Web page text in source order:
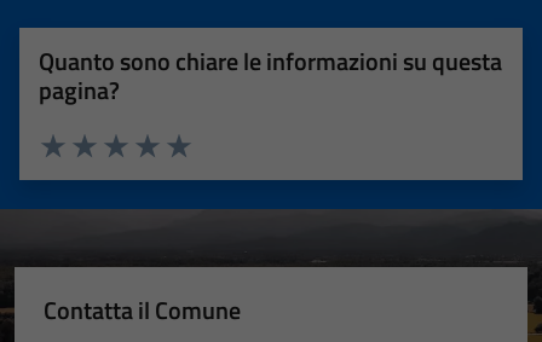
Quanto sono chiare le informazioni su questa
pagina?
Valuta 5 stelle su 5
Valuta 4 stelle su 5
Valuta 3 stelle su 5
Valuta 2 stelle su 5
Valuta 1 stelle su 5
Contatta il Comune